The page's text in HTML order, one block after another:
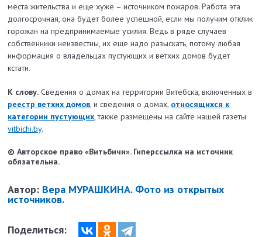
места жительства и еще хуже – источником пожаров. Работа эта
долгосрочная, она будет более успешной, если мы получим отклик
горожан на предпринимаемые усилия. Ведь в ряде случаев
собственники неизвестны, их еще надо разыскать, потому любая
информация о владельцах пустующих и ветхих домов будет
кстати.
К слову. Сведения о домах на территории Витебска, включенных в
реестр ветхих домов , и сведения о домах, относящихся к
категории пустующих , также размещены на сайте нашей газеты
vitbichi.by.
© Авторское право «Витьбичи». Гиперссылка на источник
обязательна.
Автор: Вера МУРАШКИНА. Фото из открытых
источников.
Поделиться: